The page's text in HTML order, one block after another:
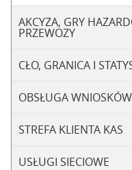
AKCYZA, GRY
PRZEWOZY
CŁO, GRANICA I
OBSŁUGA
STREFA KLIENTA KAS
USŁUGI SIECIOWE